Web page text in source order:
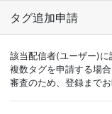
タグ追加申請
該当配信者(ユーザー)
複数タグを申請する場
審査のため、登録まで